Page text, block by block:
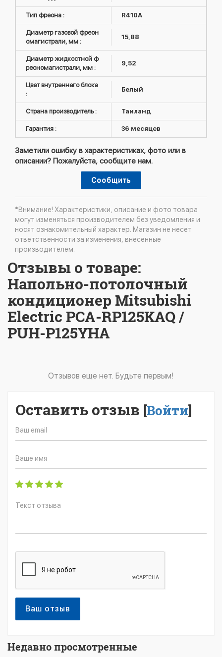
Тип фреона : R410А
Диаметр газовой фреон
омагистрали, мм :
15,88
Диаметр жидкостной ф
реономагистрали, мм :
9,52
Цвет внутреннего блока
:
Белый
Страна производитель : Таиланд
Гарантия : 36 месяцев
Заметили ошибку в характеристиках, фото или в
описании? Пожалуйста, сообщите нам.
Сообщить
*Внимание! Характеристики, описание и фото товара
могут изменяться производителем без уведомления и
носят ознакомительный характер. Магазин не несет
ответственности за изменения, внесенные
производителем.
Отзывы о товаре:
Напольно-потолочный
кондиционер Mitsubishi
Electric PCA-RP125KAQ /
PUH-P125YHA
Отзывов еще нет. Будьте первым!
Оставить отзыв [Войти]
Ваш отзыв
Недавно просмотренные